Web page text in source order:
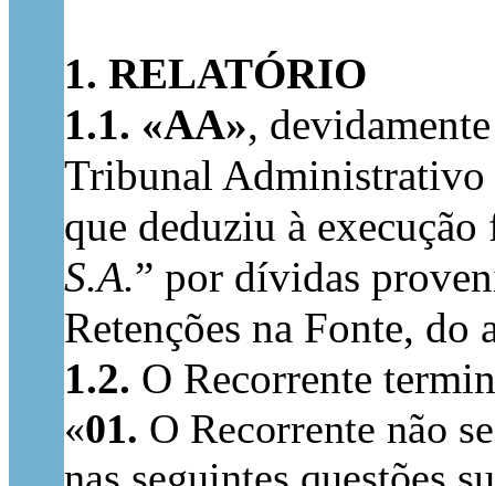
1. RELATÓRIO
1.1. «AA»,
Tribunal Administrativo
que deduziu à
S.A.” por dívidas
Retenções na Fonte,
1.2. O Recorrente
«01. O Recorrente não